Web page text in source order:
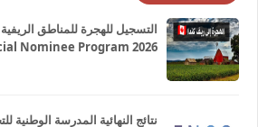
Nominee Program 2026